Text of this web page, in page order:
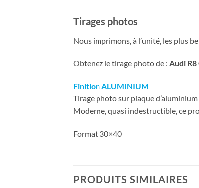
Tirages photos
Nous imprimons, à l’unité, les plus
Obtenez le tirage photo de : Audi R8
Finition ALUMINIUM
Tirage photo sur plaque
Moderne, quasi indestructible, ce
Format 30×40
PRODUITS SIMILAIRES